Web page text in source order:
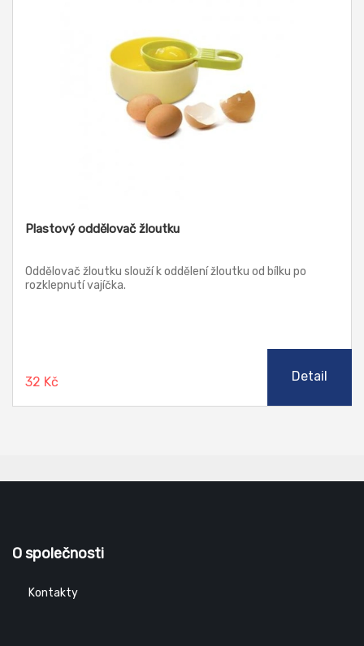
Plastový oddělovač žloutku
Oddělovač žloutku slouží k oddělení žloutku od bílku po
rozklepnutí vajíčka.
32 Kč Detail
O společnosti
Kontakty